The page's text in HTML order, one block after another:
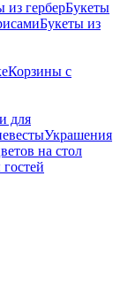
из герберБукеты
Букеты из
Корзины с
для
Украшения
на стол